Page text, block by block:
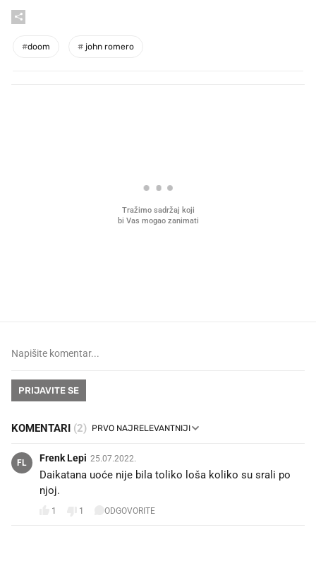
#doom # john romero
PRIJAVITE SE
KOMENTARI (2)
FL Frenk Lepi 25.07.2022.
Daikatana uoće nije bila toliko loša koliko su srali po
njoj.
1 1 ODGOVORITE